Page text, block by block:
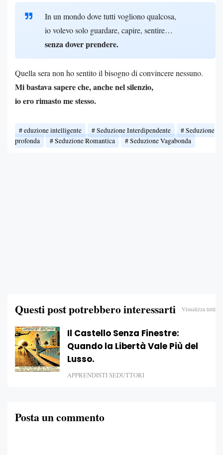
In un mondo dove tutti vogliono qualcosa,
io volevo solo guardare, capire, sentire…
senza dover prendere.
Quella sera non ho sentito il bisogno di convincere nessuno.
Mi bastava sapere che, anche nel silenzio,
io ero rimasto me stesso.
eduzione intelligente Seduzione Interdipendente
Seduzione
profonda
Seduzione Romantica Seduzione Vagabonda
Questi post potrebbero interessarti Visualizza tutti
Il Castello Senza Finestre:
Quando la Libertà Vale Più del
Lusso.
APPRENDISTI SEDUTTORI
Posta un commento